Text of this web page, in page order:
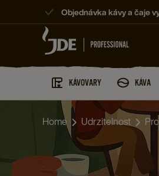
Objednávka kávy a čaje
KÁVOVARY KÁVA
Home Udrzitelnost